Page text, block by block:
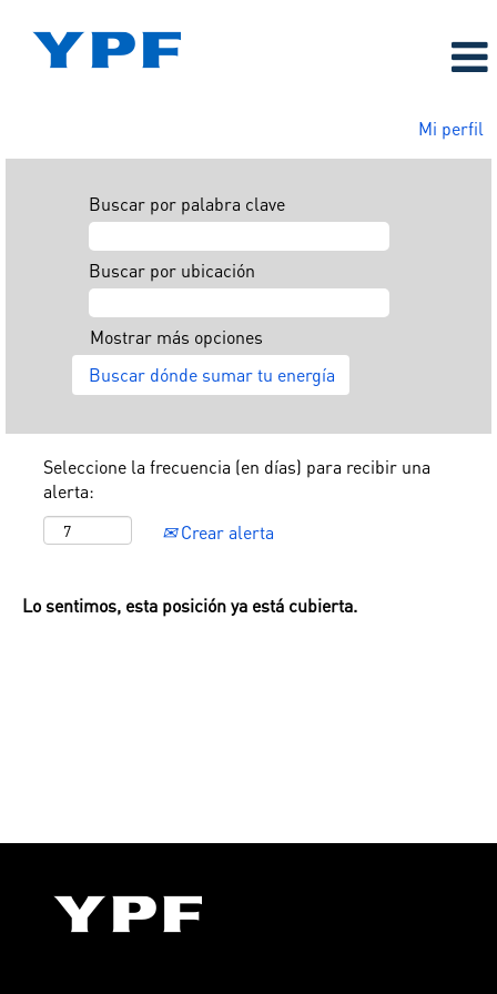
Mi perfil
Buscar por palabra clave
Buscar por ubicación
Mostrar más opciones
Seleccione la frecuencia (en días) para recibir una
alerta:
Crear alerta
Lo sentimos, esta posición ya está cubierta.